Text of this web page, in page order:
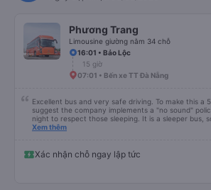
Phương Trang
Limousine giường nằm 34 chỗ
16:01 • Bảo Lộc
15 giờ
07:01 • Bến xe TT Đà Nẵng
Excellent bus and very safe driving. To make this a
suggest the company implements a "no sound"
night to respect those sleeping. It is a sleeper bus,
please display the Wi-Fi password clearly inside the
quy định rõ ràng về việc giữ im lặng (tắt âm thanh
để tránh làm phiền hành khách khác ngủ. Ngoài ra,
khẩu Wi-Fi trong xe để hành khách dễ dàng sử
Xem thêm
Xác nhận chỗ ngay lập tức